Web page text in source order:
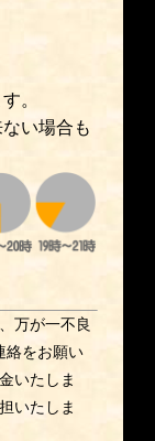
。
い場合も
万が一不良
絡をお願い
いたしま
いたしま